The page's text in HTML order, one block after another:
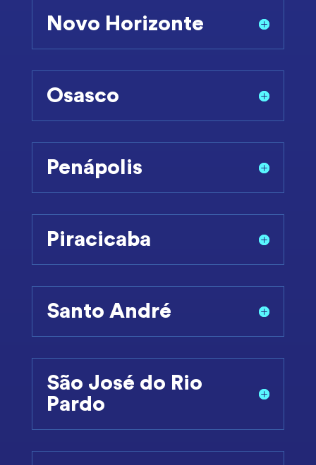
Novo Horizonte
Osasco
Penápolis
Piracicaba
Santo André
São José do Rio
Pardo